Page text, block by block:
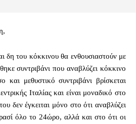
δη του κόκκινου θα ενθουσιαστούν με
συντριβάνι που αναβλύζει κόκκινο
μεθυστικό συντριβάνι βρίσκεται
Ιταλίας και είναι μοναδικό στο
δεν έγκειται μόνο στο ότι αναβλύζει
όλο το 24ώρο, αλλά και στο ότι οι